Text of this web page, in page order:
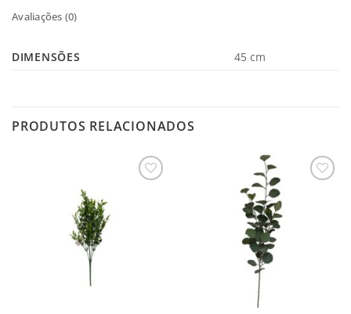
Avaliações (0)
DIMENSÕES 45 cm
PRODUTOS RELACIONADOS